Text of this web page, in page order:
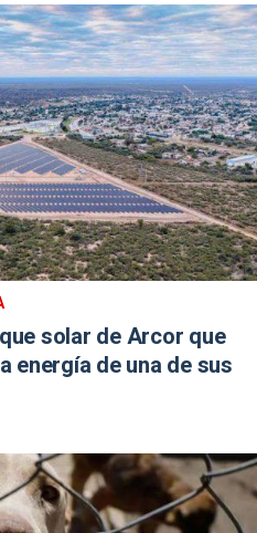
solar de Arcor que
energía de una de sus